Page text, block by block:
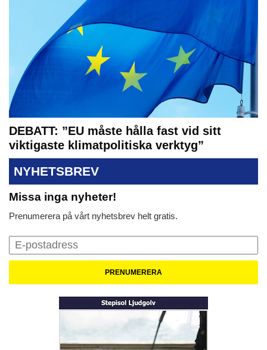
DEBATT: ”EU måste hålla fast vid sitt
viktigaste klimatpolitiska verktyg”
NYHETSBREV
Missa inga nyheter!
Prenumerera på vårt nyhetsbrev helt gratis.